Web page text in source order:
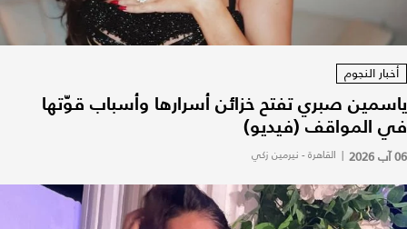
أخبار النجوم
ياسمين صبري تفتح خزائن أسرارها وأسباب قوّتها
في المواقف (فيديو)
06 آب 2026 | القاهرة - نيرمين زكي